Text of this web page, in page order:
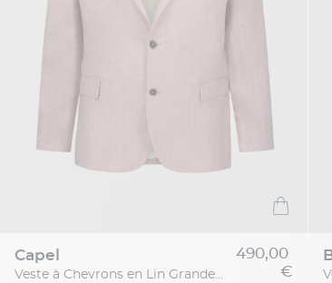
capel
Veste à Chevrons en Lin Grande Taille Rose
490,00
€